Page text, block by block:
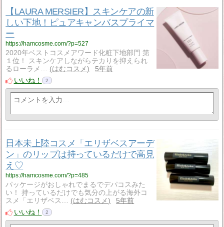
【LAURA MERSIER】スキンケアの新
しい下地！ピュアキャンバスプライマ
ー
https://hamcosme.com/?p=527
2020年ベストコスメアワード化粧下地部門 第
１位！ スキンケアしながらテカりを抑えられ
るローラメ…
はむコスメ
5年前
いいね！
2
日本未上陸コスメ「エリザベスアーデ
ン」のリップは持っているだけで高見
え♡
https://hamcosme.com/?p=485
パッケージがおしゃれでまるでデパコスみた
い！ 持っているだけでも気分の上がる海外コ
スメ「エリザベス…
はむコスメ
5年前
いいね！
2